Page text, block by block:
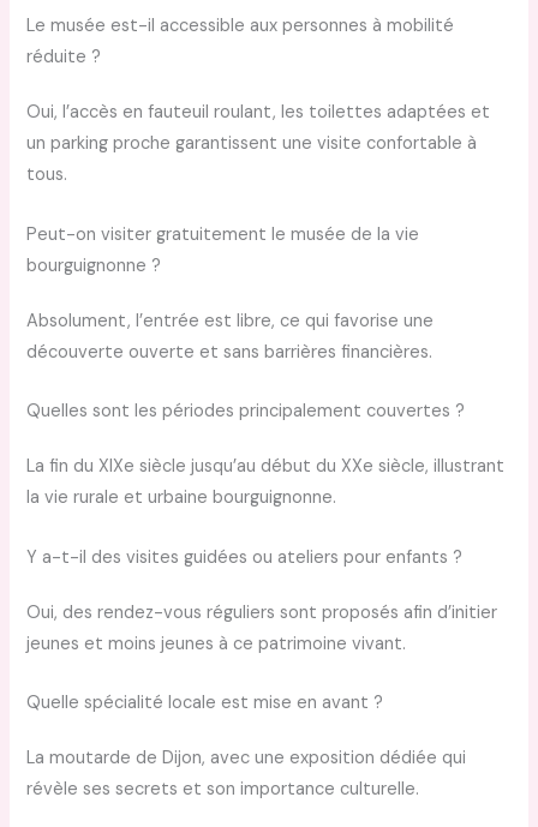
Le musée est-il accessible aux personnes à mobilité
réduite ?
Oui, l’accès en fauteuil roulant, les toilettes adaptées et
un parking proche garantissent une visite confortable à
tous.
Peut-on visiter gratuitement le musée de la vie
bourguignonne ?
Absolument, l’entrée est libre, ce qui favorise une
découverte ouverte et sans barrières financières.
Quelles sont les périodes principalement couvertes ?
La fin du XIXe siècle jusqu’au début du XXe siècle, illustrant
la vie rurale et urbaine bourguignonne.
Y a-t-il des visites guidées ou ateliers pour enfants ?
Oui, des rendez-vous réguliers sont proposés afin d’initier
jeunes et moins jeunes à ce patrimoine vivant.
Quelle spécialité locale est mise en avant ?
La moutarde de Dijon, avec une exposition dédiée qui
révèle ses secrets et son importance culturelle.